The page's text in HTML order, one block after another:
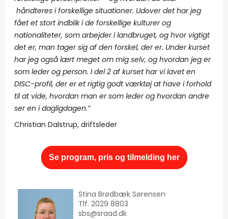
håndteres i forskellige situationer. Udover det har jeg
fået et stort indblik i de forskellige kulturer og
nationaliteter, som arbejder i landbruget, og hvor vigtigt
det er, man tager sig af den forskel, der er. Under kurset
har jeg også lært meget om mig selv, og hvordan jeg er
som leder og person. I del 2 af kurset har vi lavet en
DISC-profil, der er et rigtig godt værktøj at have i forhold
til at vide, hvordan man er som leder og hvordan andre
ser en i dagligdagen.”
Christian Dalstrup, driftsleder
Se program, pris og tilmelding her
Stina Brødbæk Sørensen
Tlf. 2029 8803
sbs@sraad.dk